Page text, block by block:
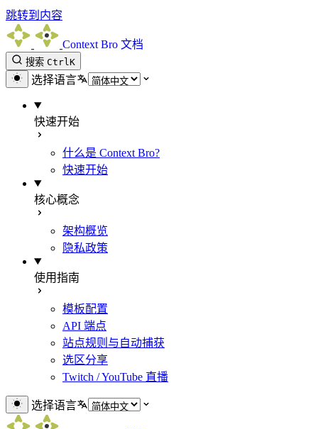
跳转到内容
Context Bro 文档
搜索 CtrlK
选择语言
快速开始
什么是 Context Bro?
快速开始
核心概念
架构概览
隐私政策
使用指南
模板配置
API 端点
站点规则与自动捕获
选区分享
Twitch / YouTube 直播
选择语言